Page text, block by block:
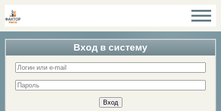
Вход в систему